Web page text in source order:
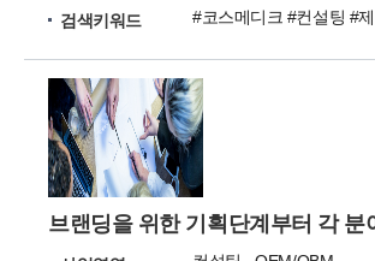
검색키워드
브랜딩을 위한 기획단계부터 각 분